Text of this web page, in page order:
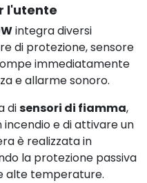
l'utente
integra diversi
di protezione, sensore
immediatamente
e allarme sonoro.
disensori di fiamma,
incendio e di attivare un
è realizzata in
la protezione passiva
alte temperature.